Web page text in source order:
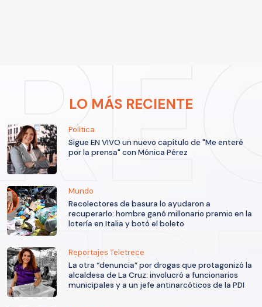
LO MÁS RECIENTE
Política
Sigue EN VIVO un nuevo capítulo de "Me enteré
por la prensa" con Mónica Pérez
Mundo
Recolectores de basura lo ayudaron a
recuperarlo: hombre ganó millonario premio en la
lotería en Italia y botó el boleto
Reportajes Teletrece
La otra “denuncia” por drogas que protagonizó la
alcaldesa de La Cruz: involucró a funcionarios
municipales y a un jefe antinarcóticos de la PDI